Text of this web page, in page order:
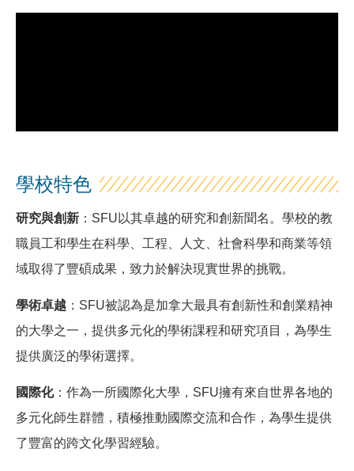
學校特色
研究與創新 ：SFU以其卓越的研究和創新聞名。學校的教
職員工和學生在科學、工程、人文、社會科學和商業等領
域取得了豐碩成果，致力於解決現實世界的挑戰。
學術卓越 ：SFU被認為是加拿大最具有創新性和創業精神
的大學之一，提供多元化的學術課程和研究項目，為學生
提供廣泛的學術選擇。
國際化：作為一所國際化大學，SFU擁有來自世界各地的
多元化師生群體，積極推動國際交流和合作，為學生提供
了豐富的跨文化學習經驗。